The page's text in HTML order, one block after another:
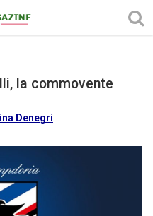
la commovente
Denegri